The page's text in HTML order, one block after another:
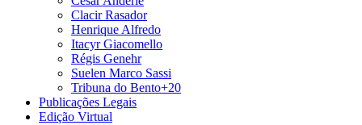
Clacir Rasador
Henrique Alfredo
Itacyr Giacomello
Régis Genehr
Suelen Marco Sassi
Tribuna do Bento+20
Publicações Legais
Edição Virtual